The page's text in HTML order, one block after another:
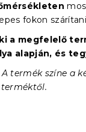
fokon
ki a megfelelő
alapján, és
termék színe a